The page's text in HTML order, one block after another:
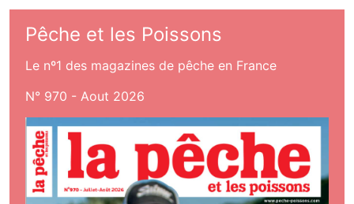
Pêche et les Poissons
Le nº1 des magazines de pêche en France
N° 970 - Aout 2026